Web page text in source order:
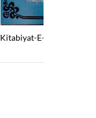
Kitabiyat-E-Farahi